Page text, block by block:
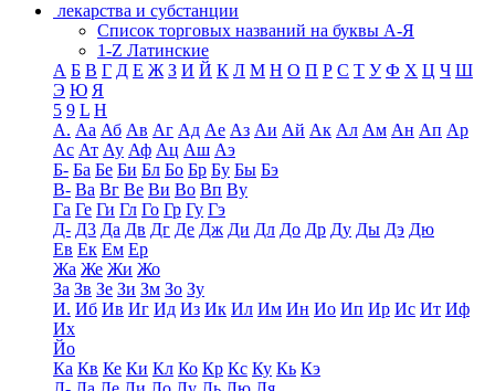
лекарства и субстанции
Список торговых названий на буквы А-Я
1-Z Латинские
А Б В Г Д Е Ж З И Й К Л М Н О П Р С Т У Ф Х Ц Ч Ш
Э Ю Я
5 9 L H
А. Аа Аб Ав Аг Ад Ае Аз Аи Ай Ак Ал Ам Ан Ап Ар
Ас Ат Ау Аф Ац Аш Аэ
Б- Ба Бе Би Бл Бо Бр Бу Бы Бэ
В- Ва Вг Ве Ви Во Вп Ву
Га Ге Ги Гл Го Гр Гу Гэ
Д- Д3 Да Дв Дг Де Дж Ди Дл До Др Ду Ды Дэ Дю
Ев Ек Ем Ер
Жа Же Жи Жо
За Зв Зе Зи Зм Зо Зу
И. Иб Ив Иг Ид Из Ик Ил Им Ин Ио Ип Ир Ис Ит Иф
Их
Йо
Ка Кв Ке Ки Кл Ко Кр Кс Ку Кь Кэ